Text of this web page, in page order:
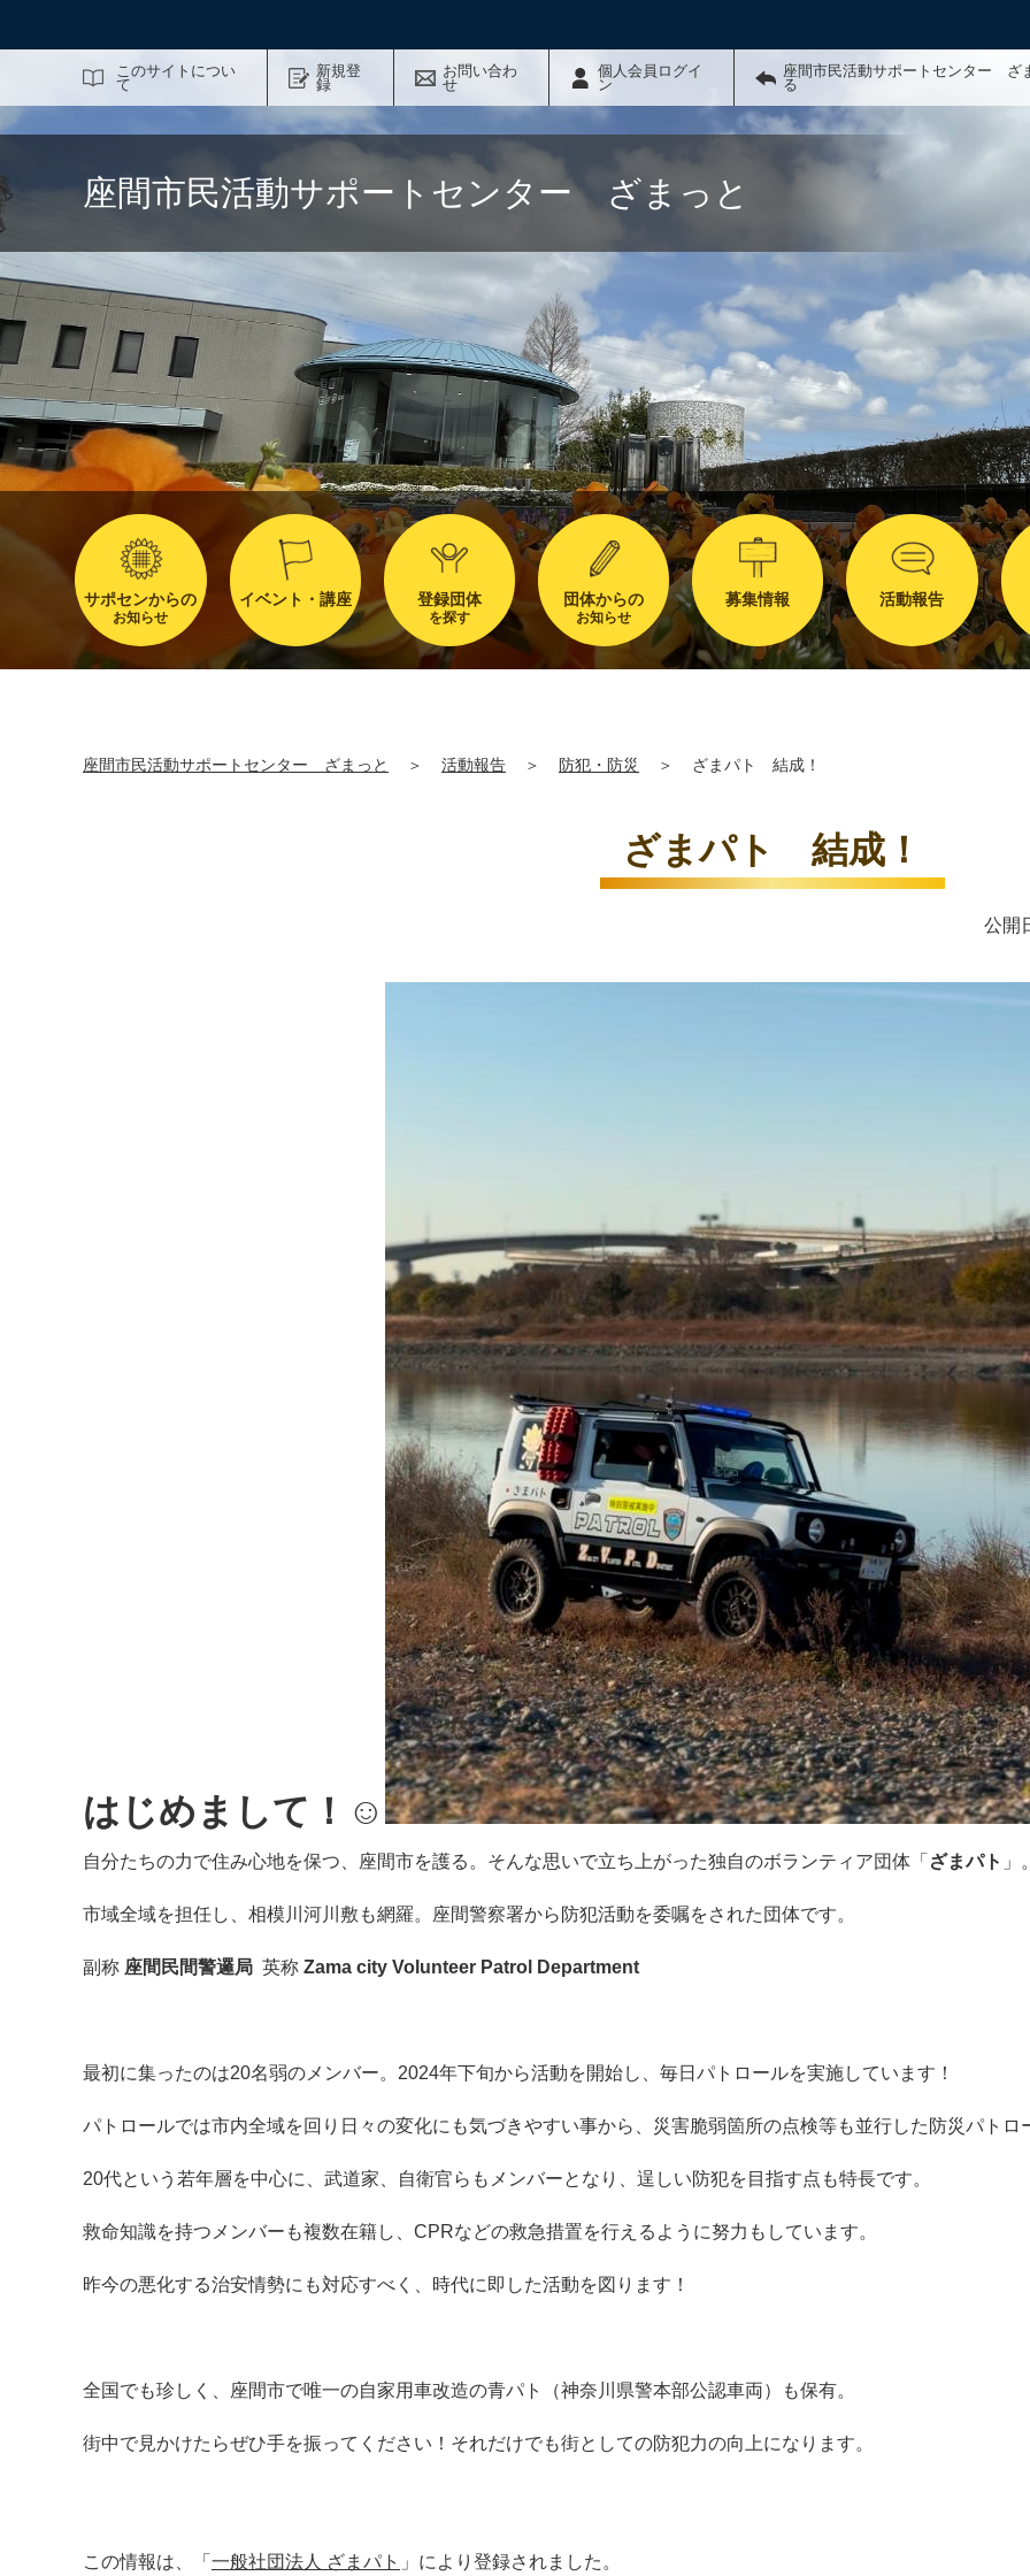
このサイトについ
て
新規登
録
お問い合わ
せ
個人会員ログイ
ン
座間市民活動サポートセンター ざ
る
座間市民活動サポートセンター ざまっと
サポセンからの
お知らせ
イベント・講座 登録団体
を探す
団体からの
お知らせ
募集情報 活動報告
座間市民活動サポートセンター ざまっと ＞ 活動報告 ＞ 防犯・防災 ＞ ざまパト 結成！
ざまパト 結成！
公開
はじめまして！☺
自分たちの力で住み心地を保つ、座間市を護る。そんな思いで立ち上がった独自のボランティア団体「 ざまパト 」
市域全域を担任し、相模川河川敷も網羅。座間警察署から防犯活動を委嘱をされた団体です。
副称 座間民間警邏局 英称 Zama city Volunteer Patrol Department
最初に集ったのは20名弱のメンバー。2024年下旬から活動を開始し、毎日パトロールを実施しています！
パトロールでは市内全域を回り日々の変化にも気づきやすい事から、 災害脆弱箇所の点検等も並行した防災パトロ
20代という若年層を中心に、武道家、自衛官らもメンバーとなり、逞しい防犯を目指す点も特長です。
救命知識を持つメンバーも複数在籍し、CPRなどの救急措置を行えるように努力もしています。
昨今の悪化する治安情勢にも対応すべく、時代に即した活動を図ります！
全国でも珍しく、座間市で唯一の自家用車改造の青パト（神奈川県警本部公認車両）も保有。
街中で見かけたらぜひ手を振ってください！それだけでも街としての防犯力の向上になります。
この情報は、「 一般社団法人 ざまパト 」により登録されました。